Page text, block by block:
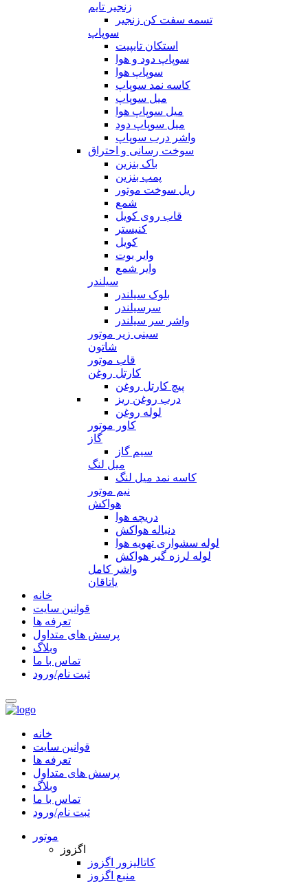
زنجیر تایم
تسمه سفت کن زنجیر
سوپاپ
استکان تایپیت
سوپاپ دود و هوا
سوپاپ هوا
کاسه نمد سوپاپ
میل سوپاپ
میل سوپاپ هوا
میل سوپاپ دود
واشر درب سوپاپ
سوخت رسانی و احتراق
باک بنزین
پمپ بنزین
ریل سوخت موتور
شمع
قاب روی کویل
کنیستر
کویل
وایر بوت
وایر شمع
سیلندر
بلوک سیلندر
سرسیلندر
واشر سر سیلندر
سینی زیر موتور
شاتون
قاب موتور
کارتل روغن
پیچ کارتل روغن
درب روغن ریز
لوله روغن
کاور موتور
گاز
سیم گاز
میل لنگ
کاسه نمد میل لنگ
نیم موتور
هواکش
دریچه هوا
دنباله هواکش
لوله سشواری تهویه هوا
لوله لرزه گیر هواکش
واشر کامل
یاتاقان
خانه
قوانین سایت
تعرفه ها
پرسش های متداول
وبلاگ
تماس با ما
ثبت نام/ورود
خانه
قوانین سایت
تعرفه ها
پرسش های متداول
وبلاگ
تماس با ما
ثبت نام/ورود
موتور
اگزوز
کاتالیزور اگزوز
منبع اگزوز